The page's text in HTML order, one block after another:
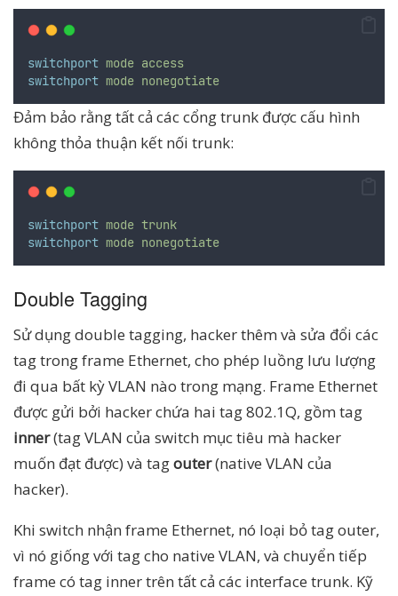
switchport mode access
switchport mode nonegotiate
Đảm bảo rằng tất cả các cổng trunk được cấu hình
không thỏa thuận kết nối trunk:
switchport mode trunk
switchport mode nonegotiate
Double Tagging
Sử dụng double tagging, hacker thêm và sửa đổi các
tag trong frame Ethernet, cho phép luồng lưu lượng
đi qua bất kỳ VLAN nào trong mạng. Frame Ethernet
được gửi bởi hacker chứa hai tag 802.1Q, gồm tag
inner(tag VLAN của switch mục tiêu mà hacker
muốn đạt được) và tagouter(native VLAN của
hacker).
Khi switch nhận frame Ethernet, nó loại bỏ tag outer,
vì nó giống với tag cho native VLAN, và chuyển tiếp
frame có tag inner trên tất cả các interface trunk. Kỹ